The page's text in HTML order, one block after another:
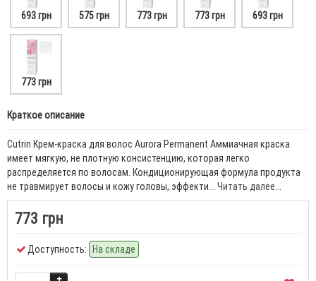
693 грн 575 грн 773 грн 773 грн 693 грн
773 грн
Краткое описание
Cutrin Крем-краска для волос Aurora Permanent Аммиачная краска
имеет мягкую, не плотную консистенцию, которая легко
распределяется по волосам. Кондиционирующая формула продукта
не травмирует волосы и кожу головы, эффекти... Читать далее...
773 грн
Доступность: На складе